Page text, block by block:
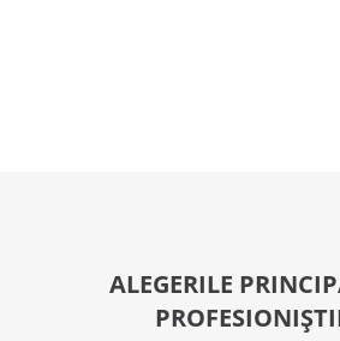
ALEGERILE